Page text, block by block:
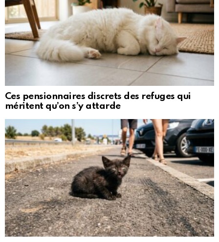
Ces pensionnaires discrets des refuges qui
méritent qu’on s’y attarde